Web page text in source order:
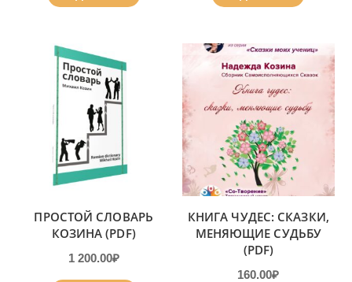
ПРОСТОЙ СЛОВАРЬ
КОЗИНА (PDF)
1 200.00₽
КНИГА ЧУДЕС: СКАЗКИ,
МЕНЯЮЩИЕ СУДЬБУ
(PDF)
160.00₽